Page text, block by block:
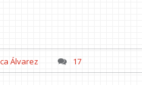
Álvarez 17